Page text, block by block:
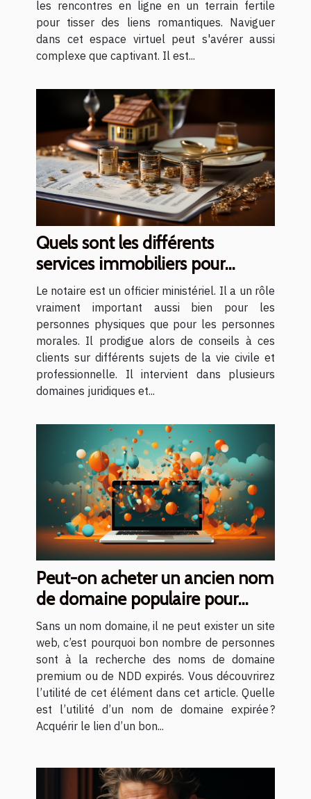
les rencontres en ligne en un terrain fertile
pour tisser des liens romantiques. Naviguer
dans cet espace virtuel peut s'avérer aussi
complexe que captivant. Il est...
Quels sont les différents
services immobiliers pour
lesquels il est judicieux de
recourir à un notaire ?
Le notaire est un officier ministériel. Il a un rôle
vraiment important aussi bien pour les
personnes physiques que pour les personnes
morales. Il prodigue alors de conseils à ces
clients sur différents sujets de la vie civile et
professionnelle. Il intervient dans plusieurs
domaines juridiques et...
Peut-on acheter un ancien nom
de domaine populaire pour
mettre en place son site web ?
Sans un nom domaine, il ne peut exister un site
web, c’est pourquoi bon nombre de personnes
sont à la recherche des noms de domaine
premium ou de NDD expirés. Vous découvrirez
l’utilité de cet élément dans cet article. Quelle
est l’utilité d’un nom de domaine expirée ?
Acquérir le lien d’un bon...